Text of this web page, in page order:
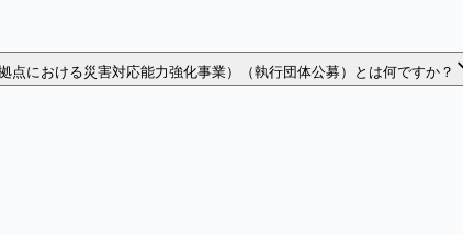
における災害対応能力強化事業）（執行団体公募）とは何ですか？